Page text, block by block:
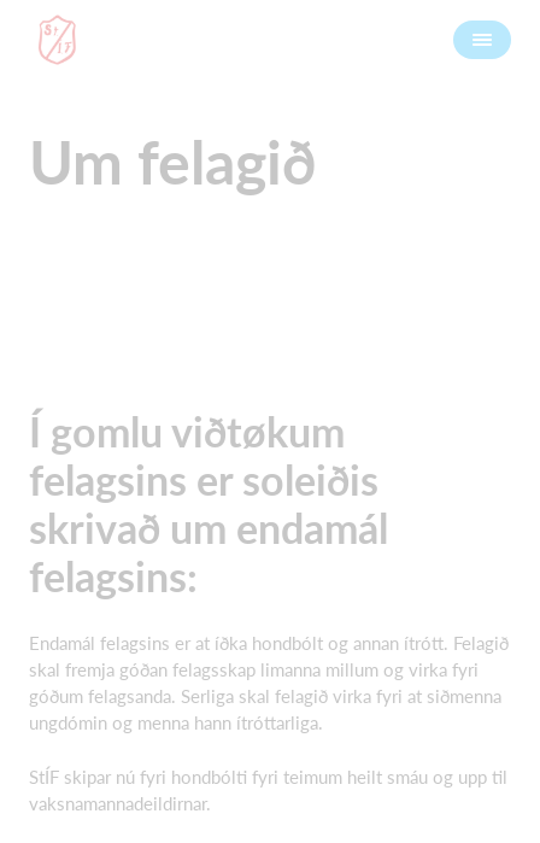
Um felagið
Í gomlu viðtøkum
felagsins er soleiðis
skrivað um endamál
felagsins:
Endamál felagsins er at íðka hondbólt og annan ítrótt. Felagið
skal fremja góðan felagsskap limanna millum og virka fyri
góðum felagsanda. Serliga skal felagið virka fyri at siðmenna
ungdómin og menna hann ítróttarliga.
StÍF skipar nú fyri hondbólti fyri teimum heilt smáu og upp til
vaksnamannadeildirnar.